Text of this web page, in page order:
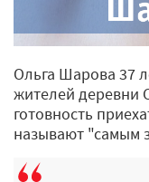
Ольга Шарова 37
жителей деревни
готовность
называют "самым